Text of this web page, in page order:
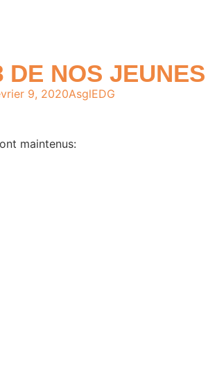
DE NOS
9, 2020AsglEDG
maintenus: